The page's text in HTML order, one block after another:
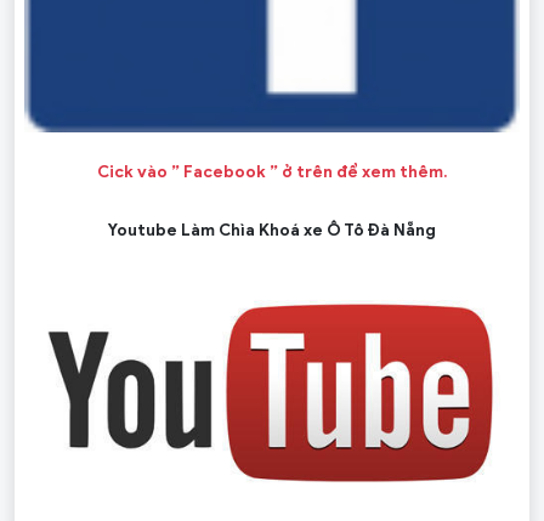
Cick vào ” Facebook ” ở trên để xem thêm.
Youtube Làm Chìa Khoá xe Ô Tô Đà Nẵng